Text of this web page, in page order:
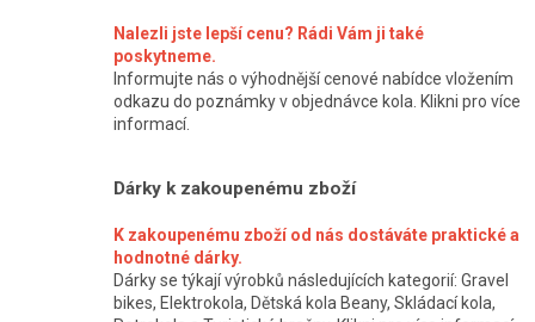
Nalezli jste lepší cenu? Rádi Vám ji také
poskytneme.
Informujte nás o výhodnější cenové nabídce vložením
odkazu do poznámky v objednávce kola. Klikni pro více
informací.
Dárky k zakoupenému zboží
K zakoupenému zboží od nás dostáváte praktické a
hodnotné dárky.
Dárky se týkají výrobků následujících kategorií: Gravel
bikes, Elektrokola, Dětská kola Beany, Skládací kola,